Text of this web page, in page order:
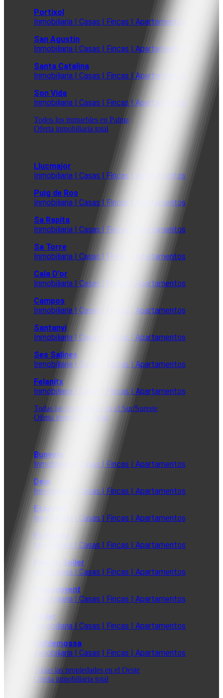
Portixol
Inmobiliaria | Casas | Fincas | Apartamentos
San Agustin
Inmobiliaria | Casas | Fincas | Apartamentos
Santa Catalina
Inmobiliaria | Casas | Fincas | Apartamentos
Son Vida
Inmobiliaria | Casas | Fincas | Apartamentos
Todos los inmuebles en Palma
Oferta inmobiliaria total
Llucmajor
Inmobiliaria | Casas | Fincas | Apartamentos
Puig de Ros
Inmobiliaria | Casas | Fincas | Apartamentos
Sa Rapita
Inmobiliaria | Casas | Fincas | Apartamentos
Sa Torre
Inmobiliaria | Casas | Fincas | Apartamentos
Cala D'or
Inmobiliaria | Casas | Fincas | Apartamentos
Campos
Inmobiliaria | Casas | Fincas | Apartamentos
Santanyi
Inmobiliaria | Casas | Fincas | Apartamentos
Ses Salines
Inmobiliaria | Casas | Fincas | Apartamentos
Felanitx
Inmobiliaria | Casas | Fincas | Apartamentos
Todas las propiedades en el Sur/Sureste
Oferta inmobiliaria total
Bunyola
Inmobiliaria | Casas | Fincas | Apartamentos
Deia
Inmobiliaria | Casas | Fincas | Apartamentos
Esporles
Inmobiliaria | Casas | Fincas | Apartamentos
Fornalutx
Inmobiliaria | Casas | Fincas | Apartamentos
Puerto Soller
Inmobiliaria | Casas | Fincas | Apartamentos
Puigpunyent
Inmobiliaria | Casas | Fincas | Apartamentos
Soller
Inmobiliaria | Casas | Fincas | Apartamentos
Valldemossa
Inmobiliaria | Casas | Fincas | Apartamentos
Todas las propiedades en el Oeste
Oferta inmobiliaria total